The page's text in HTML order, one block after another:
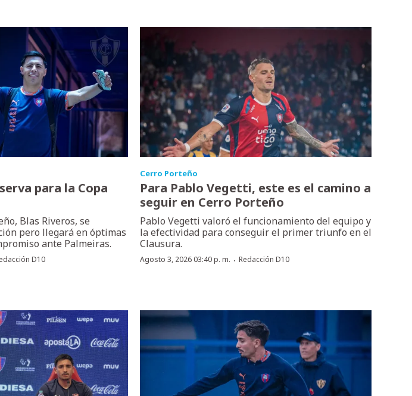
para la Copa
Blas Riveros, se
pero llegará en óptimas
ante Palmeiras.
D10
Cerro Porteño
Para Pablo Vegetti, este es el camino a
seguir en Cerro Porteño
Pablo Vegetti valoró el funcionamiento del equipo y
la efectividad para conseguir el primer triunfo en el
Clausura.
Agosto 3, 2026 03:40 p. m. · Redacción D10